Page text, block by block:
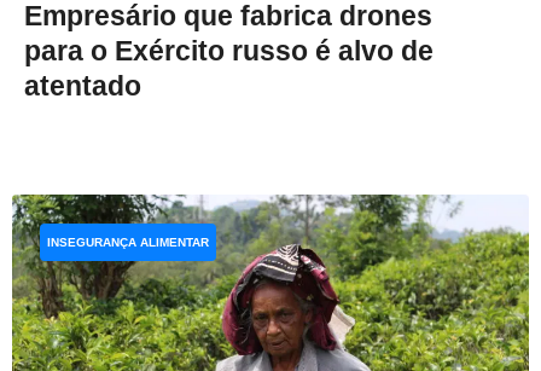
Empresário que fabrica drones
para o Exército russo é alvo de
atentado
INSEGURANÇA ALIMENTAR